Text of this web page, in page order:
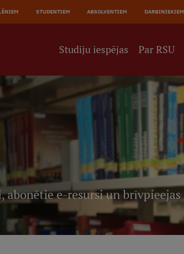
STUDENTIEM ABSOLVENTIEM DARBINIEKIEM
Studiju iespējas Par RSU
abonētie e-resursi un brīvpieejas